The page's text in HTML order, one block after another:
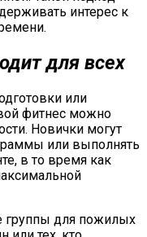
интерес к
для всех
или
фитнес можно
Новички могут
или выполнять
в то время как
группы для пожилых